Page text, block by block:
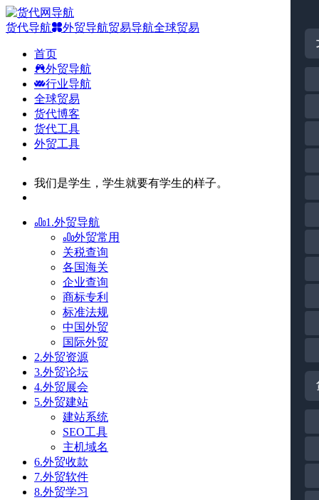
货代导航 外贸导航贸易导航全球贸易
首页
外贸导航
行业导航
全球贸易
货代博客
货代工具
外贸工具
我们是学生，学生就要有学生的样子。
1.外贸导航
外贸常用
关税查询
各国海关
企业查询
商标专利
标准法规
中国外贸
国际外贸
2.外贸资源
3.外贸论坛
4.外贸展会
5.外贸建站
建站系统
SEO工具
主机域名
6.外贸收款
7.外贸软件
8.外贸学习